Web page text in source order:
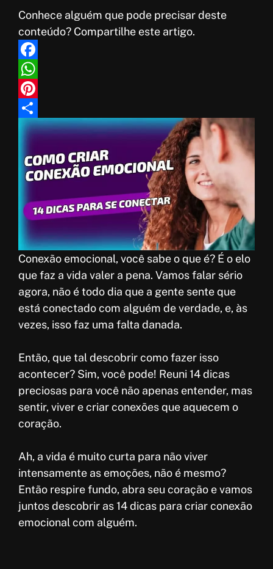
Conhece alguém que pode precisar deste
conteúdo? Compartilhe este artigo.
F
a
c
e
o
k
W
h
a
s
p
P
t
S
a
e
Conexão emocional, você sabe o que é? É o elo
que faz a vida valer a pena. Vamos falar sério
agora, não é todo dia que a gente sente que
está conectado com alguém de verdade, e, às
vezes, isso faz uma falta danada.
Então, que tal descobrir como fazer isso
acontecer? Sim, você pode! Reuni 14 dicas
preciosas para você não apenas entender, mas
sentir, viver e criar conexões que aquecem o
coração.
Ah, a vida é muito curta para não viver
intensamente as emoções, não é mesmo?
Então respire fundo, abra seu coração e vamos
juntos descobrir as 14 dicas para criar conexão
emocional com alguém.